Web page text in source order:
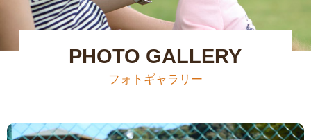
PHOTO GALLERY
フォトギャラリー